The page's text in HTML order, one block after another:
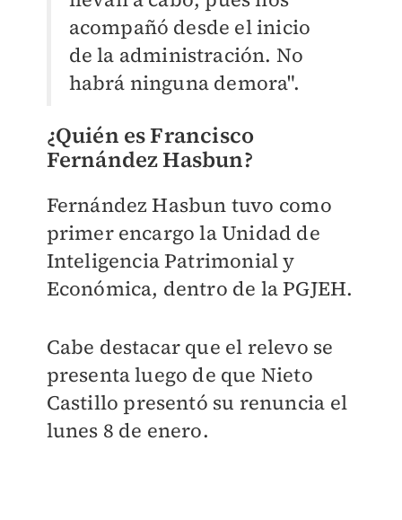
acompañó desde el inicio
de la administración. No
habrá ninguna demora".
¿Quién es Francisco
Fernández Hasbun?
Fernández Hasbun tuvo como
primer encargo la Unidad de
Inteligencia Patrimonial y
Económica, dentro de la PGJEH.
Cabe destacar que el relevo se
presenta luego de que Nieto
Castillo presentó su renuncia el
lunes 8 de enero.